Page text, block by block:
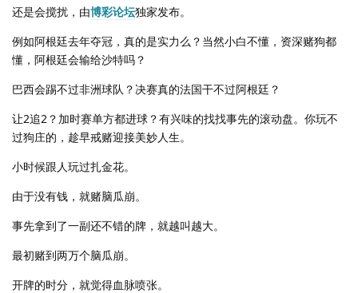
还是会搅扰，由博彩论坛独家发布。
例如阿根廷去年夺冠，真的是实力么？当然小白不懂，资深赌狗都
懂，阿根廷会输给沙特吗？
巴西会踢不过非洲球队？决赛真的法国干不过阿根廷？
让2追2？加时赛单方都进球？有兴味的找找事先的滚动盘。你玩不
过狗庄的，趁早戒赌迎接美妙人生。
小时候跟人玩过扎金花。
由于没有钱，就赌脑瓜崩。
事先拿到了一副还不错的牌，就越叫越大。
最初赌到两万个脑瓜崩。
开牌的时分，就觉得血脉喷张。